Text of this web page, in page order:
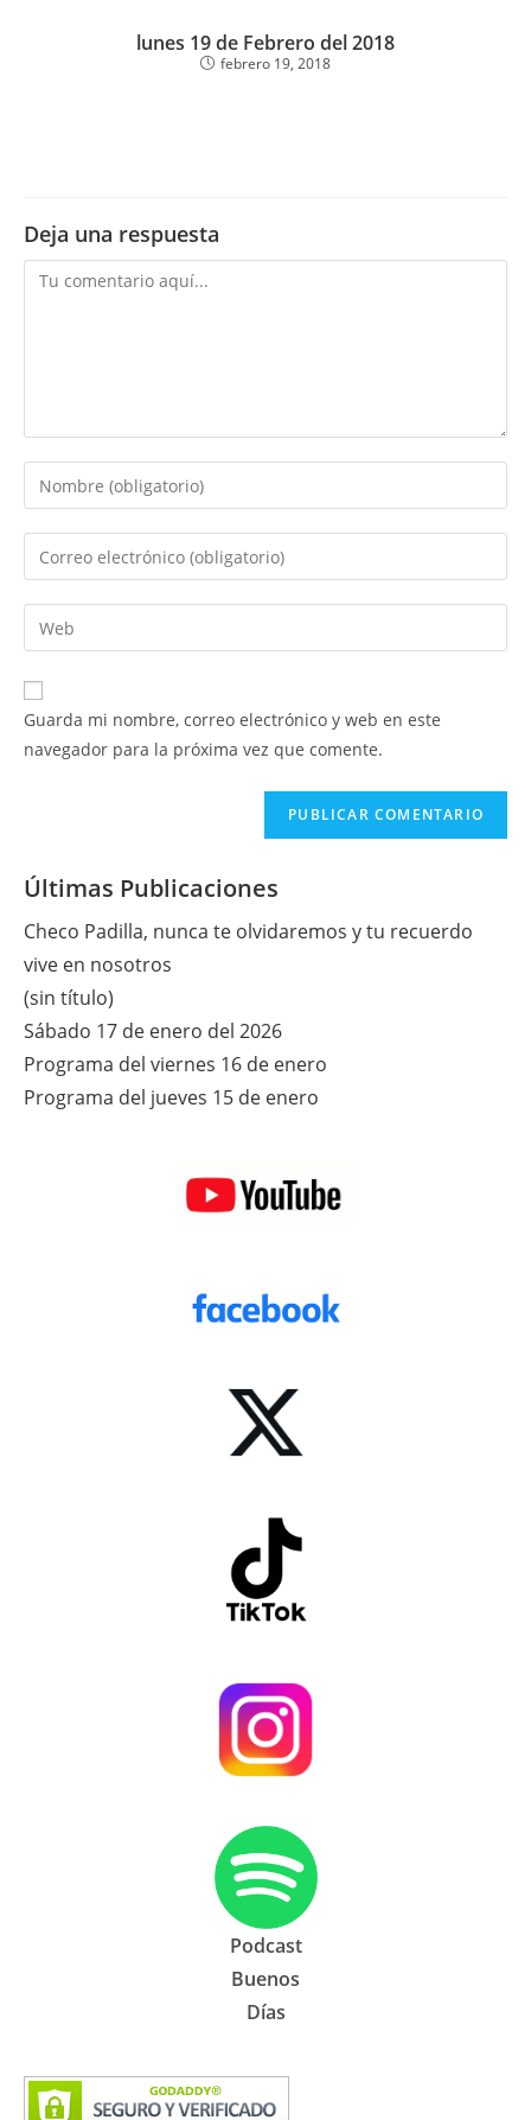
lunes 19 de Febrero del 2018
febrero 19, 2018
Deja una respuesta
Comentario
Introduce
tu
nombre
de
usuario
para
comentar
Introduce
tu
dirección
de
electrónico
para
comentar
Introduce
la
URL
de
Guarda mi nombre, correo electrónico y web en este
navegador para la próxima vez que comente.
Últimas Publicaciones
Checo Padilla, nunca te olvidaremos y tu recuerdo
vive en nosotros
(sin título)
Sábado 17 de enero del 2026
Programa del viernes 16 de enero
Programa del jueves 15 de enero
Podcast
Buenos
Días